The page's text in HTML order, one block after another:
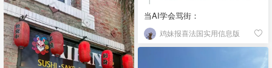
当AI学会骂街：
鸡妹报喜法国实用信息版